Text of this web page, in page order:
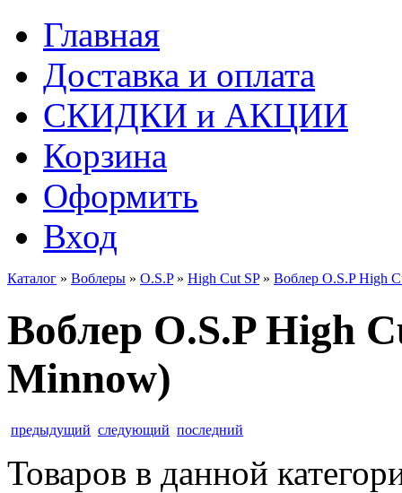
Главная
Доставка и оплата
СКИДКИ и АКЦИИ
Корзина
Оформить
Вход
Каталог » Воблеры » O.S.P» High Cut SP» Воблер O.S.P High
Воблер O.S.P High
Minnow)
предыдущий следующий последний
Товаров в данной